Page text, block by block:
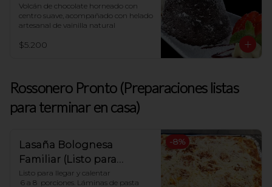
Volcán de chocolate horneado con
centro suave, acompañado con helado
artesanal de vainilla natural
$5.200
Rossonero Pronto (Preparaciones listas
para terminar en casa)
-8%
Lasaña Bolognesa
Familiar (Listo para
hornear en casa)
Listo para llegar y calentar
6 a 8  porciones. Láminas de pasta